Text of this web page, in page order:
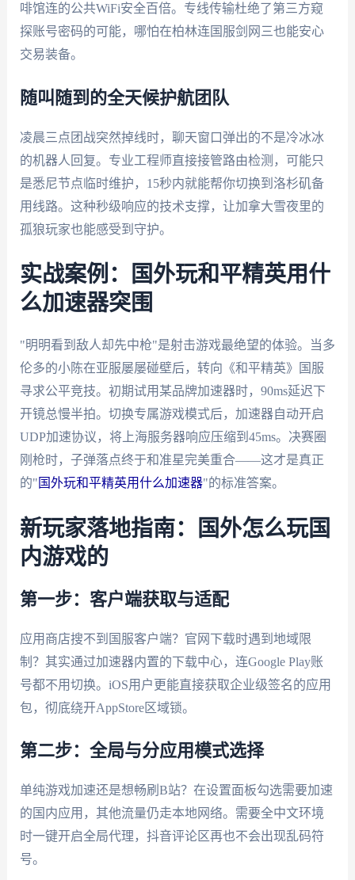
啡馆连的公共WiFi安全百倍。专线传输杜绝了第三方窥
探账号密码的可能，哪怕在柏林连国服剑网三也能安心
交易装备。
随叫随到的全天候护航团队
凌晨三点团战突然掉线时，聊天窗口弹出的不是冷冰冰
的机器人回复。专业工程师直接接管路由检测，可能只
是悉尼节点临时维护，15秒内就能帮你切换到洛杉矶备
用线路。这种秒级响应的技术支撑，让加拿大雪夜里的
孤狼玩家也能感受到守护。
实战案例：国外玩和平精英用什
么加速器突围
"明明看到敌人却先中枪"是射击游戏最绝望的体验。当多
伦多的小陈在亚服屡屡碰壁后，转向《和平精英》国服
寻求公平竞技。初期试用某品牌加速器时，90ms延迟下
开镜总慢半拍。切换专属游戏模式后，加速器自动开启
UDP加速协议，将上海服务器响应压缩到45ms。决赛圈
刚枪时，子弹落点终于和准星完美重合——这才是真正
的" 国外玩和平精英用什么加速器"的标准答案。
新玩家落地指南：国外怎么玩国
内游戏的
第一步：客户端获取与适配
应用商店搜不到国服客户端？官网下载时遇到地域限
制？其实通过加速器内置的下载中心，连Google Play账
号都不用切换。iOS用户更能直接获取企业级签名的应用
包，彻底绕开AppStore区域锁。
第二步：全局与分应用模式选择
单纯游戏加速还是想畅刷B站？在设置面板勾选需要加速
的国内应用，其他流量仍走本地网络。需要全中文环境
时一键开启全局代理，抖音评论区再也不会出现乱码符
号。